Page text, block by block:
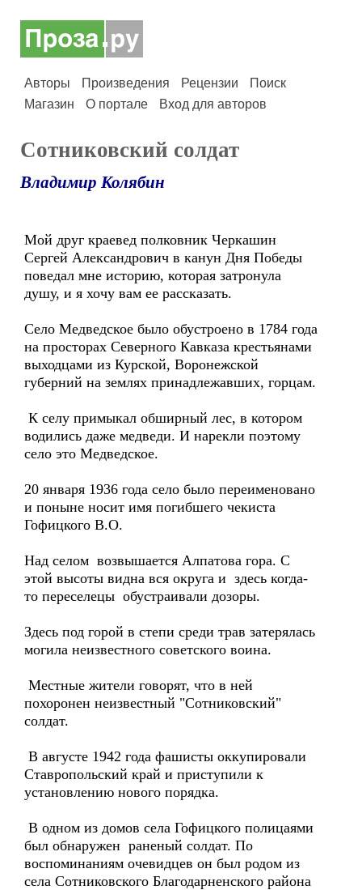
Авторы Произведения Рецензии
Поиск
Магазин
О портале Вход для авторов
Сотниковский солдат
Владимир Колябин
Мой друг краевед полковник Черкашин
Сергей Александрович в канун Дня Победы
поведал мне историю, которая затронула
душу, и я хочу вам ее рассказать.
Село Медведское было обустроено в 1784 года
на просторах Северного Кавказа крестьянами
выходцами из Курской, Воронежской
губерний на землях принадлежавших, горцам.
К селу примыкал обширный лес, в котором
водились даже медведи. И нарекли поэтому
село это Медведское.
20 января 1936 года село было переименовано
и поныне носит имя погибшего чекиста
Гофицкого В.О.
Над селом возвышается Алпатова гора. С
этой высоты видна вся округа и здесь когда-
то переселецы обустраивали дозоры.
Здесь под горой в степи среди трав затерялась
могила неизвестного советского воина.
Местные жители говорят, что в ней
похоронен неизвестный "Сотниковский"
солдат.
В августе 1942 года фашисты оккупировали
Ставропольский край и приступили к
установлению нового порядка.
В одном из домов села Гофицкого полицаями
был обнаружен раненый солдат. По
воспоминаниям очевидцев он был родом из
села Сотниковского Благодарненского района